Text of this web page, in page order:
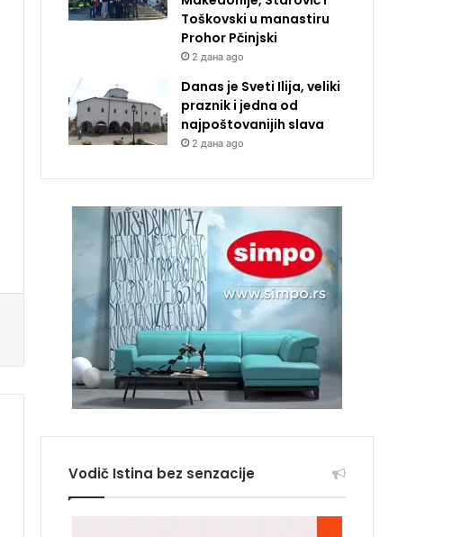
Toškovski u manastiru
Prohor Pčinjski
2 дана ago
Danas je Sveti Ilija, veliki
praznik i jedna od
najpoštovanijih slava
2 дана ago
Vodič Istina bez senzacije